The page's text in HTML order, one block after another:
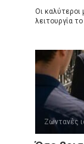
Οι καλύτεροι
λειτουργία
Ζωντανές